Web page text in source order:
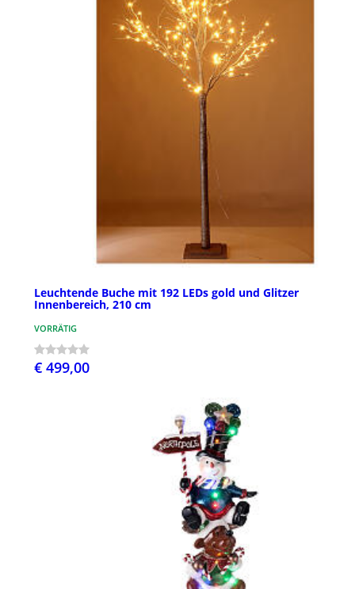
Leuchtende Buche mit 192 LEDs gold und Glitzer
Innenbereich, 210 cm
VORRÄTIG
€ 499,00